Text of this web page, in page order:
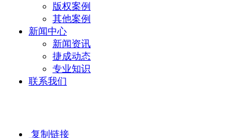
版权案例
其他案例
新闻中心
新闻资讯
捷成动态
专业知识
联系我们
复制链接